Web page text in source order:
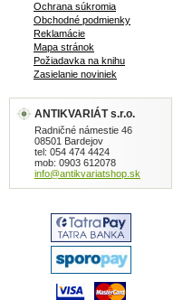
Ochrana súkromia
Obchodné podmienky
Reklamácie
Mapa stránok
Požiadavka na knihu
Zasielanie noviniek
ANTIKVARIÁT s.r.o.
Radničné námestie 46
08501 Bardejov
tel: 054 474 4424
mob: 0903 612078
info@antikvariatshop.sk